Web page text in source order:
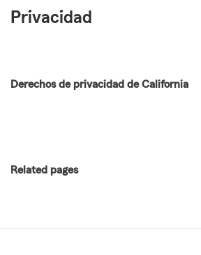
Privacidad
Derechos de privacidad de California
Related pages